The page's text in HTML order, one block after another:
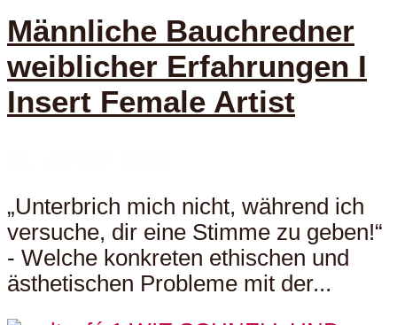
Männliche Bauchredner
weiblicher Erfahrungen I
Insert Female Artist
„Unterbrich mich nicht, während ich
versuche, dir eine Stimme zu geben!“
- Welche konkreten ethischen und
ästhetischen Probleme mit der...